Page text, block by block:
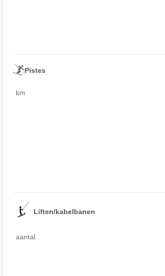
Pistes
km
Liften/kabelbanen
aantal